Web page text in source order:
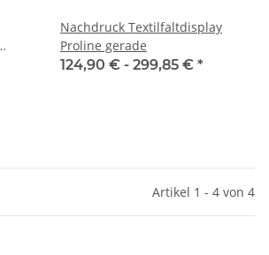
Nachdruck Textilfaltdisplay
Proline gerade
124,90 € - 299,85 € *
Artikel 1 - 4 von 4